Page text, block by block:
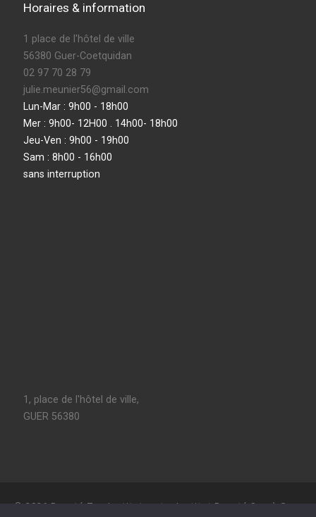
Horaires & information
1 place de l'hôtel de ville
56380 Guer-Coetquidan
02 97 70 28 79
julie.meunier56@gmail.com
Lun-Mar : 9h00 - 18h00
Mer : 9h00- 12H00 . 14h00- 18h00
Jeu-Ven : 9h00 - 19h00
Sam : 8h00 - 16h00
sans interruption
1, place de l'hôtel de ville,
GUER 56380
© 2026 Beauté Zen Institut, votre Institut Beauté Spa à Guer